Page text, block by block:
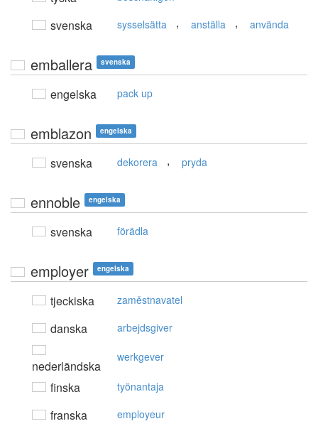
svenska sysselsätta , anställa , använda
emballera svenska
engelska pack up
emblazon engelska
svenska dekorera , pryda
ennoble engelska
svenska förädla
employer engelska
tjeckiska zaměstnavatel
danska arbejdsgiver
nederländska
werkgever
finska työnantaja
franska employeur